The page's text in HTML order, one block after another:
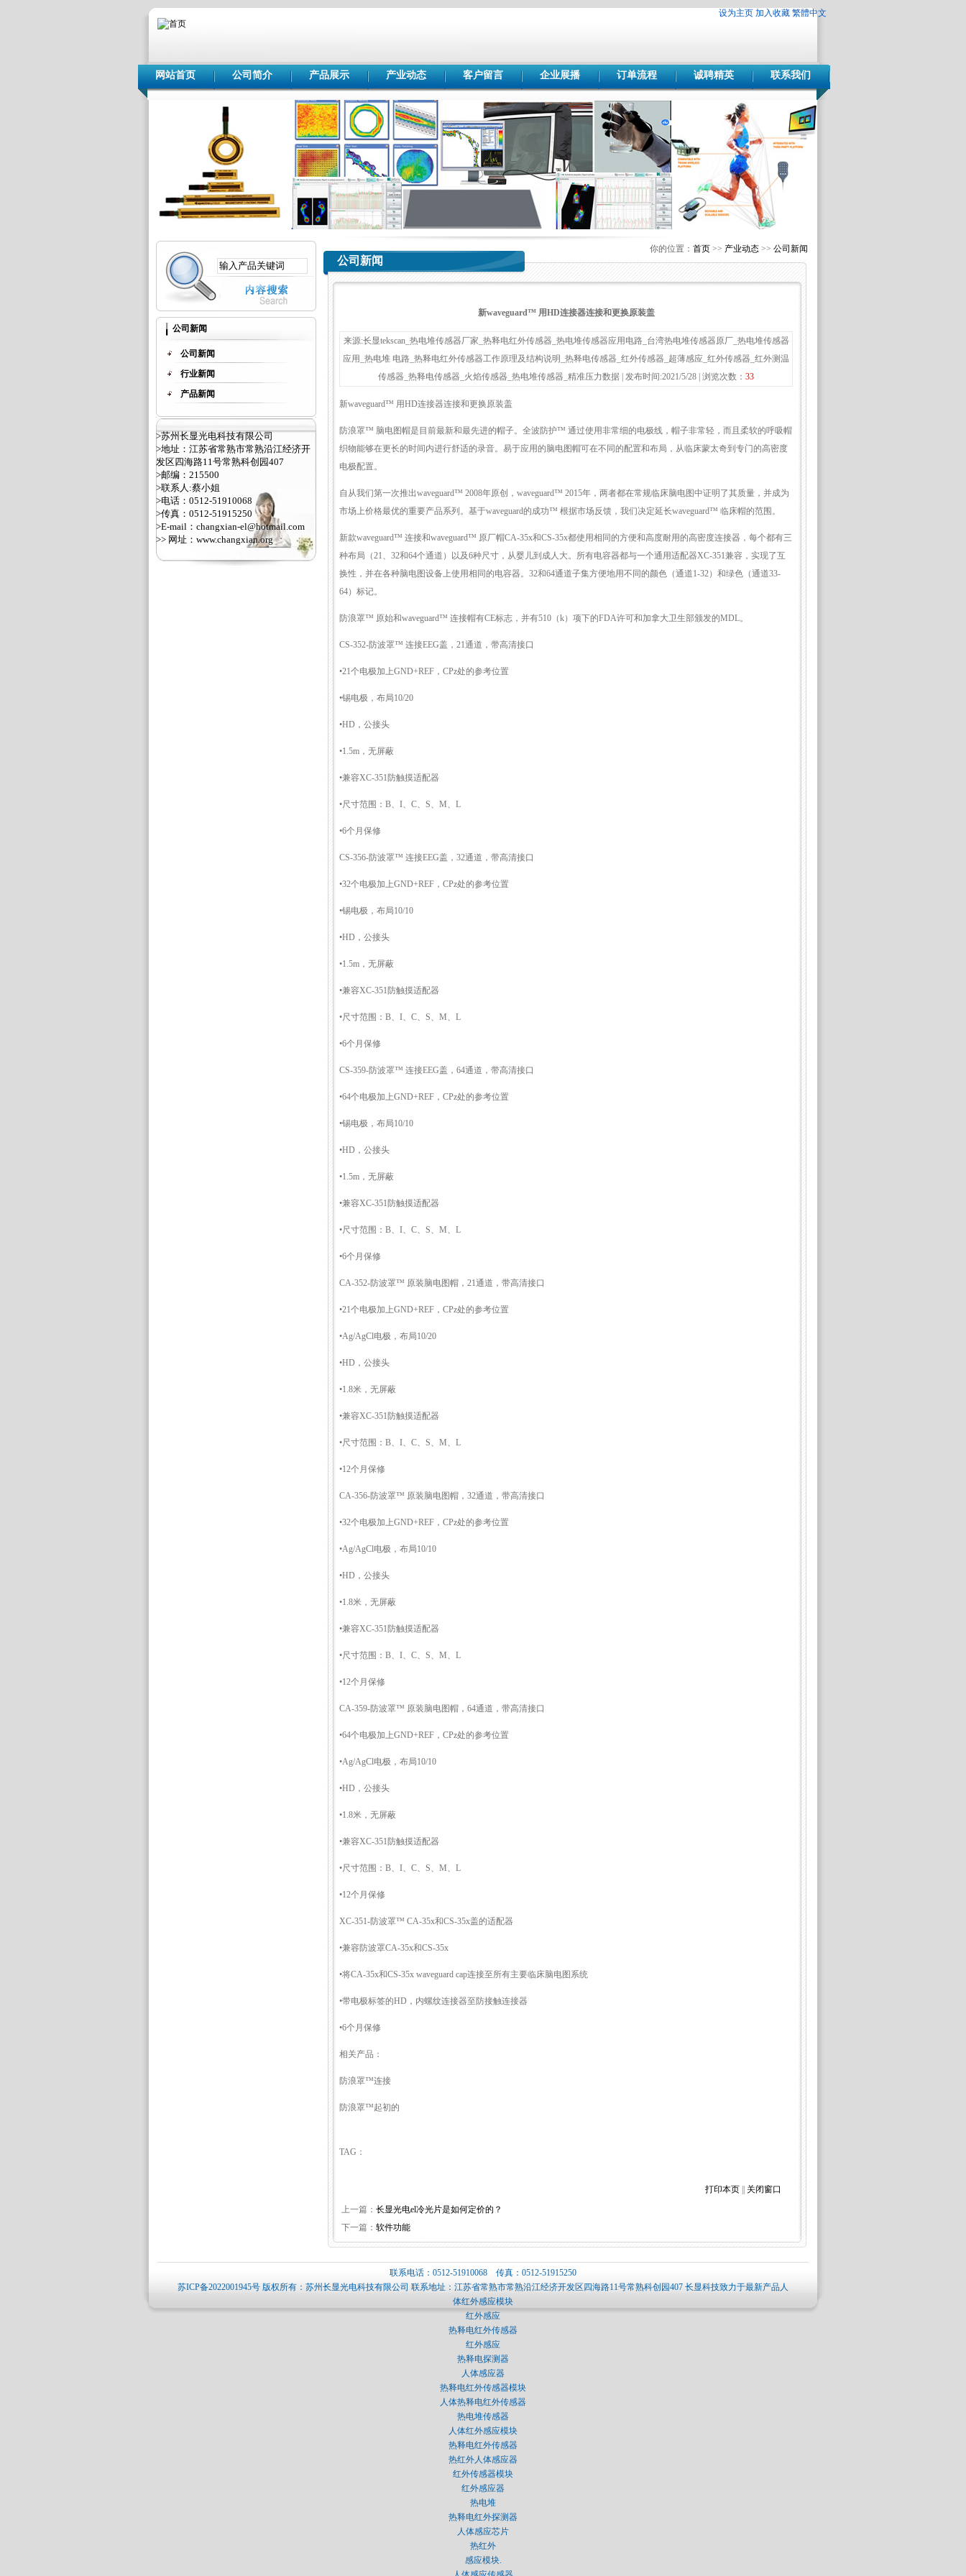
设为主页 加入收藏 繁體中文
网站首页 公司简介 产品展示 产业动态 客户留言 企业展播 订单流程 诚聘精英 联系我们
公司新闻
公司新闻
行业新闻
产品新闻
>苏州长显光电科技有限公司
>地址：江苏省常熟市常熟沿江经济开
发区四海路11号常熟科创园407
>邮编：215500
>联系人:蔡小姐
>电话：0512-51910068
>传真：0512-51915250
>E-mail：changxian-el@hotmail.com
>> 网址： www.changxian.org
你的位置： 首页 >> 产业动态 >> 公司新闻
公司新闻
新waveguard™ 用HD连接器连接和更换原装盖
来源:长显tekscan_热电堆传感器厂家_热释电红外传感器_热电堆传感器应用电路_台湾热电堆传感器原厂_热电堆传感器
应用_热电堆 电路_热释电红外传感器工作原理及结构说明_热释电传感器_红外传感器_超薄感应_红外传感器_红外测温
传感器_热释电传感器_火焰传感器_热电堆传感器_精准压力数据 | 发布时间:2021/5/28 | 浏览次数： 33
新waveguard™ 用HD连接器连接和更换原装盖
防浪罩™ 脑电图帽是目前最新和最先进的帽子。全波防护™ 通过使用非常细的电极线，帽子非常轻，而且柔软的呼吸帽
织物能够在更长的时间内进行舒适的录音。易于应用的脑电图帽可在不同的配置和布局，从临床蒙太奇到专门的高密度
电极配置。
自从我们第一次推出waveguard™ 2008年原创，waveguard™ 2015年，两者都在常规临床脑电图中证明了其质量，并成为
市场上价格最优的重要产品系列。基于waveguard的成功™ 根据市场反馈，我们决定延长waveguard™ 临床帽的范围。
新款waveguard™ 连接和waveguard™ 原厂帽CA-35x和CS-35x都使用相同的方便和高度耐用的高密度连接器，每个都有三
种布局（21、32和64个通道）以及6种尺寸，从婴儿到成人大。所有电容器都与一个通用适配器XC-351兼容，实现了互
换性，并在各种脑电图设备上使用相同的电容器。32和64通道子集方便地用不同的颜色（通道1-32）和绿色（通道33-
64）标记。
防浪罩™ 原始和waveguard™ 连接帽有CE标志，并有510（k）项下的FDA许可和加拿大卫生部颁发的MDL。
CS-352-防波罩™ 连接EEG盖，21通道，带高清接口
•21个电极加上GND+REF，CPz处的参考位置
•锡电极，布局10/20
•HD，公接头
•1.5m，无屏蔽
•兼容XC-351防触摸适配器
•尺寸范围：B、I、C、S、M、L
•6个月保修
CS-356-防波罩™ 连接EEG盖，32通道，带高清接口
•32个电极加上GND+REF，CPz处的参考位置
•锡电极，布局10/10
•HD，公接头
•1.5m，无屏蔽
•兼容XC-351防触摸适配器
•尺寸范围：B、I、C、S、M、L
•6个月保修
CS-359-防波罩™ 连接EEG盖，64通道，带高清接口
•64个电极加上GND+REF，CPz处的参考位置
•锡电极，布局10/10
•HD，公接头
•1.5m，无屏蔽
•兼容XC-351防触摸适配器
•尺寸范围：B、I、C、S、M、L
•6个月保修
CA-352-防波罩™ 原装脑电图帽，21通道，带高清接口
•21个电极加上GND+REF，CPz处的参考位置
•Ag/AgCl电极，布局10/20
•HD，公接头
•1.8米，无屏蔽
•兼容XC-351防触摸适配器
•尺寸范围：B、I、C、S、M、L
•12个月保修
CA-356-防波罩™ 原装脑电图帽，32通道，带高清接口
•32个电极加上GND+REF，CPz处的参考位置
•Ag/AgCl电极，布局10/10
•HD，公接头
•1.8米，无屏蔽
•兼容XC-351防触摸适配器
•尺寸范围：B、I、C、S、M、L
•12个月保修
CA-359-防波罩™ 原装脑电图帽，64通道，带高清接口
•64个电极加上GND+REF，CPz处的参考位置
•Ag/AgCl电极，布局10/10
•HD，公接头
•1.8米，无屏蔽
•兼容XC-351防触摸适配器
•尺寸范围：B、I、C、S、M、L
•12个月保修
XC-351-防波罩™ CA-35x和CS-35x盖的适配器
•兼容防波罩CA-35x和CS-35x
•将CA-35x和CS-35x waveguard cap连接至所有主要临床脑电图系统
•带电极标签的HD，内螺纹连接器至防接触连接器
•6个月保修
相关产品：
防浪罩™连接
防浪罩™起初的
TAG：
打印本页
关闭窗口
上一篇： 长显光电el冷光片是如何定价的？
下一篇： 软件功能
联系电话：0512-51910068 传真：0512-51915250
苏ICP备2022001945号 版权所有：苏州长显光电科技有限公司 联系地址：江苏省常熟市常熟沿江经济开发区四海路11号常熟科创园407 长显科技致力于最新产品人
体红外感应模块
红外感应
热释电红外传感器
红外感应
热释电探测器
人体感应器
热释电红外传感器模块
人体热释电红外传感器
热电堆传感器
人体红外感应模块
热释电红外传感器
热红外人体感应器
红外传感器模块
红外感应器
热电堆
热释电红外探测器
人体感应芯片
热红外
感应模块.